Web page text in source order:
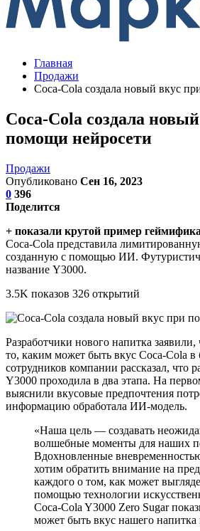
Главная
Продажи
Coca-Cola создала новый вкус
Coca-Cola создала
помощи нейросети
Продажи
Опубликовано Сен 16, 2023
0 396
Поделится
+ показали крутой пример
Coca-Cola представила
созданную с помощью ИИ.
название Y3000.
3.5K показов 326 открытий
Разработчики нового напитка
то, каким может быть вкус Coca-Cola
сотрудников компании рассказал, что
Y3000 проходила в два этапа. На
выяснили вкусовые предпочтения
информацию обработала ИИ-модель.
«Наша цель — создавать
волшебные моменты для наших
Вдохновленные
хотим обратить внимание на
каждого о том, как может
помощью технологии
Coca-Cola Y3000 Zero Sugar
может быть вкус нашего напитка